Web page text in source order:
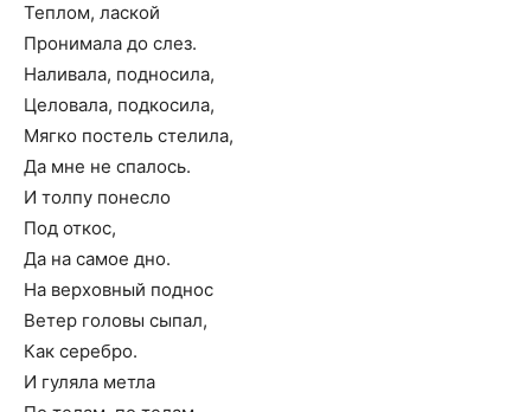
Теплом, лаской
Пронимала до слез.
Наливала, подносила,
Целовала, подкосила,
Мягко постель стелила,
Да мне не спалось.
И толпу понесло
Под откос,
Да на самое дно.
На верховный поднос
Ветер головы сыпал,
Как серебро.
И гуляла метла